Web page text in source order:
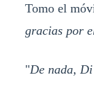
Tomo el
gracias por
"De nada,